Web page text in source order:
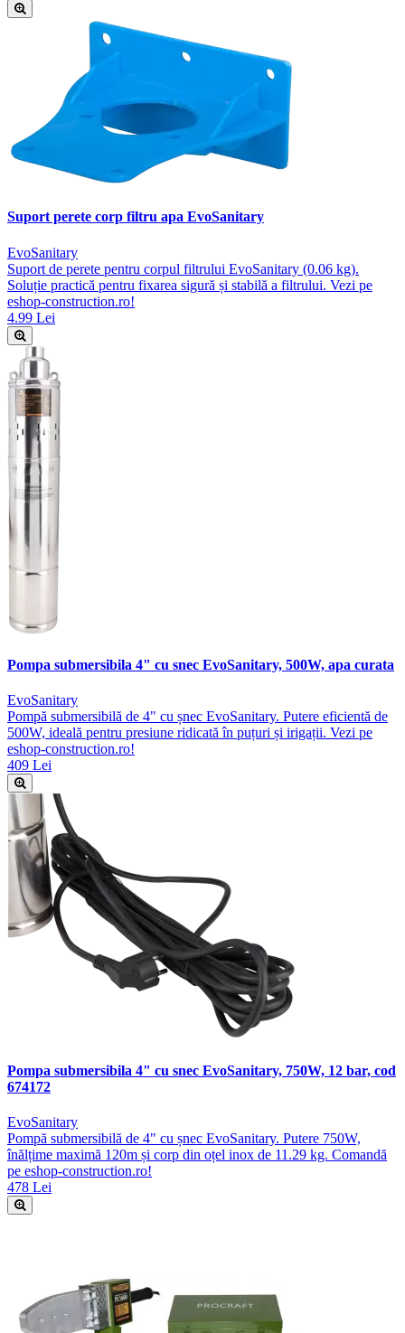
Suport perete corp filtru apa EvoSanitary
EvoSanitary
Suport de perete pentru corpul filtrului EvoSanitary (0.06 kg).
Soluție practică pentru fixarea sigură și stabilă a filtrului. Vezi pe
eshop-construction.ro!
4.99 Lei
Pompa submersibila 4" cu snec EvoSanitary, 500W, apa curata
EvoSanitary
Pompă submersibilă de 4" cu șnec EvoSanitary. Putere eficientă de
500W, ideală pentru presiune ridicată în puțuri și irigații. Vezi pe
eshop-construction.ro!
409 Lei
Pompa submersibila 4" cu snec EvoSanitary, 750W, 12 bar, cod
674172
EvoSanitary
Pompă submersibilă de 4" cu șnec EvoSanitary. Putere 750W,
înălțime maximă 120m și corp din oțel inox de 11.29 kg. Comandă
pe eshop-construction.ro!
478 Lei